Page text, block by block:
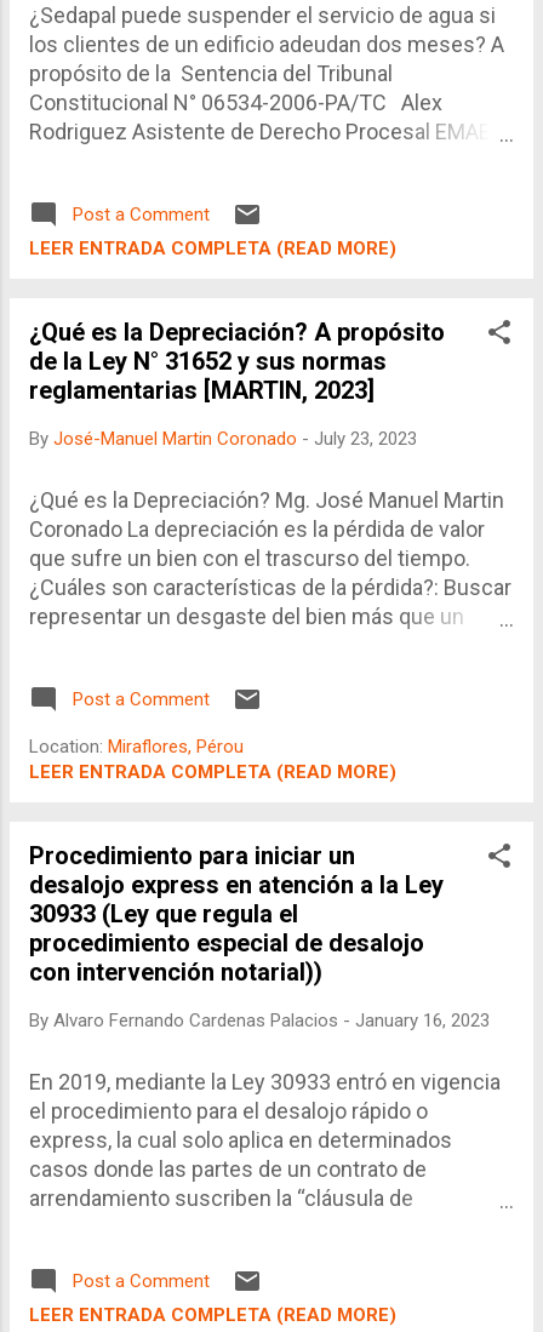
¿Sedapal puede suspender el servicio de agua si
los clientes de un edificio adeudan dos meses? A
propósito de la Sentencia del Tribunal
Constitucional N° 06534-2006-PA/TC Alex
Rodriguez Asistente de Derecho Procesal EMAE
menciona que según la cláusula novena de
Sedapal del Contrato Privado de Servicio de
suspender la facturación individualizada en el
supuesto de que el 25% del total de clientes
incurra en mora. Sin embargo, el impedimento del
del derecho a la salud y del derecho a la dignidad
contractual vendría a ser contrarias a estos
derechos fundamentales.
Post a Comment
LEER ENTRADA COMPLETA (READ MORE)
¿Qué es la Depreciación? A propósito
de la Ley N° 31652 y sus normas
reglamentarias [MARTIN, 2023]
By José-Manuel Martin Coronado - July 23, 2023
¿Qué es la Depreciación? Mg. José Manuel Martin
Coronado La depreciación es la pérdida de valor
que sufre un bien con el trascurso del tiempo.
¿Cuáles son características de la pérdida?: Buscar
representar un desgaste del bien más que un
reparaciones que pueda requerir el bien. Dicha
tributario en la forma de gasto (deducible de la
renta). No es una pérdida monetaria en sí misma.
Post a Comment
Location: Miraflores, Pérou
LEER ENTRADA COMPLETA (READ MORE)
Procedimiento para iniciar un
desalojo express en atención a la Ley
30933 (Ley que regula el
procedimiento especial de desalojo
con intervención notarial))
By Alvaro Fernando Cardenas Palacios - January 16, 2023
En 2019, mediante la Ley 30933 entró en vigencia
el procedimiento para el desalojo rápido o
express, la cual solo aplica en determinados
casos donde las partes de un contrato de
arrendamiento suscriben la “cláusula de
predio cuando vence el contrato o por resolución
de arrendamiento por falta de pago, el fundamento
Post a Comment
LEER ENTRADA COMPLETA (READ MORE)